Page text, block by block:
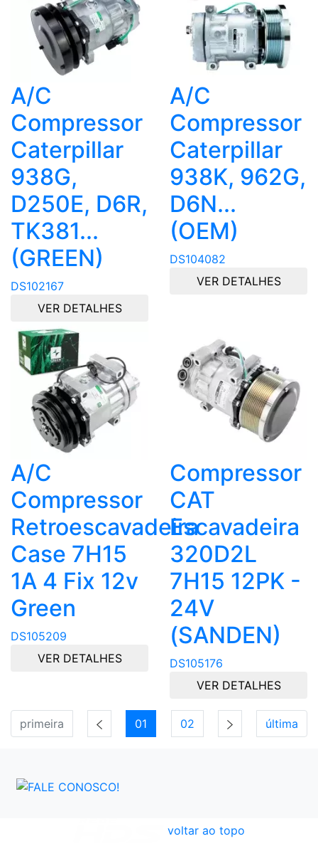
A/C
Compressor
Caterpillar
938G,
D250E, D6R,
TK381...
(GREEN)
DS102167
VER DETALHES
A/C
Compressor
Caterpillar
938K, 962G,
D6N...
(OEM)
DS104082
VER DETALHES
A/C
Compressor
Retroescavadeira
Case 7H15
1A 4 Fix 12v
Green
DS105209
VER DETALHES
Compressor
CAT
Escavadeira
320D2L
7H15 12PK -
24V
(SANDEN)
DS105176
VER DETALHES
primeira 01 02 última
voltar ao topo